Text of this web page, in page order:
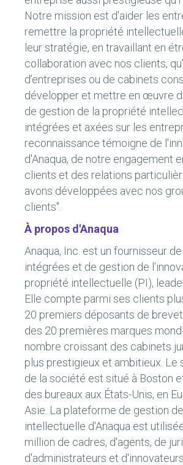
Notre mission est d'aider les
remettre la propriété
leur stratégie, en travaillant en
collaboration avec nos clients,
d’entreprises ou de cabinets
développer et mettre en œuvre
de gestion de la propriété
intégrées et axées sur les
reconnaissance témoigne de
d'Anaqua, de notre engagement
clients et des relations
avons développées avec nos
clients".
À propos d'Anaqua
Anaqua, Inc. est un fournisseur
intégrées et de gestion de
propriété intellectuelle (PI),
Elle compte parmi ses clients
20 premiers déposants de
des 20 premières marques
nombre croissant des cabinets
plus prestigieux et ambitieux. Le
de la société est situé à Boston
des bureaux aux États-Unis, en
Asie. La plateforme de gestion
intellectuelle d'Anaqua est
million de cadres, d'agents, de
d'administrateurs et